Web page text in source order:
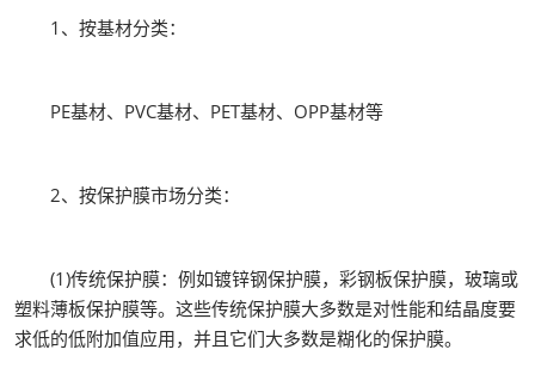
1、按基材分类：
PE基材、PVC基材、PET基材、OPP基材等
2、按保护膜市场分类：
(1)传统保护膜：例如镀锌钢保护膜，彩钢板保护膜，玻璃或
塑料薄板保护膜等。这些传统保护膜大多数是对性能和结晶度要
求低的低附加值应用，并且它们大多数是糊化的保护膜。